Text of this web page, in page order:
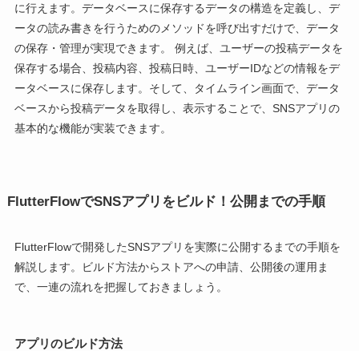
に行えます。データベースに保存するデータの構造を定義し、デ
ータの読み書きを行うためのメソッドを呼び出すだけで、データ
の保存・管理が実現できます。 例えば、ユーザーの投稿データを
保存する場合、投稿内容、投稿日時、ユーザーIDなどの情報をデ
ータベースに保存します。そして、タイムライン画面で、データ
ベースから投稿データを取得し、表示することで、SNSアプリの
基本的な機能が実装できます。
FlutterFlowでSNSアプリをビルド！公開までの手順
FlutterFlowで開発したSNSアプリを実際に公開するまでの手順を
解説します。ビルド方法からストアへの申請、公開後の運用ま
で、一連の流れを把握しておきましょう。
アプリのビルド方法